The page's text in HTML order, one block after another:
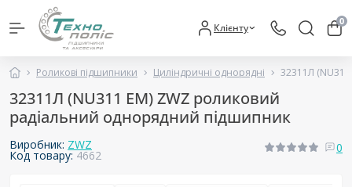
Клієнту 0
Роликові підшипники Циліндричні однорядні 32311Л
32311Л (NU311 EM) ZWZ роликовий
радіальний однорядний підшипник
Виробник: ZWZ
Код товару:4662
0